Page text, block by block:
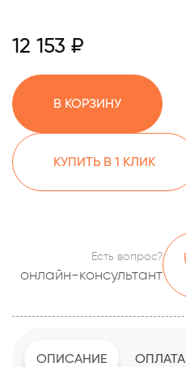
12 153 ₽
В КОРЗИНУ
КУПИТЬ В 1 КЛИК
Есть вопрос?
онлайн-консультант
ОПИСАНИЕ ОПЛАТА